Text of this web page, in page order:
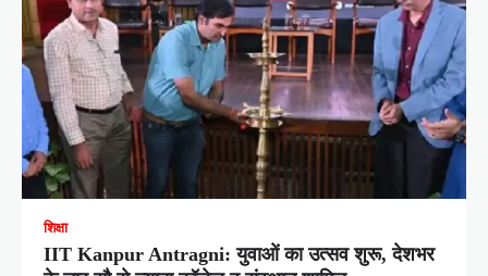
शिक्षा
IIT Kanpur Antragni: युवाओं का उत्सव शुरू, देशभर